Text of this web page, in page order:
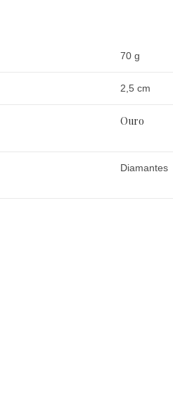
70 g
2,5 cm
Ouro
Diamantes